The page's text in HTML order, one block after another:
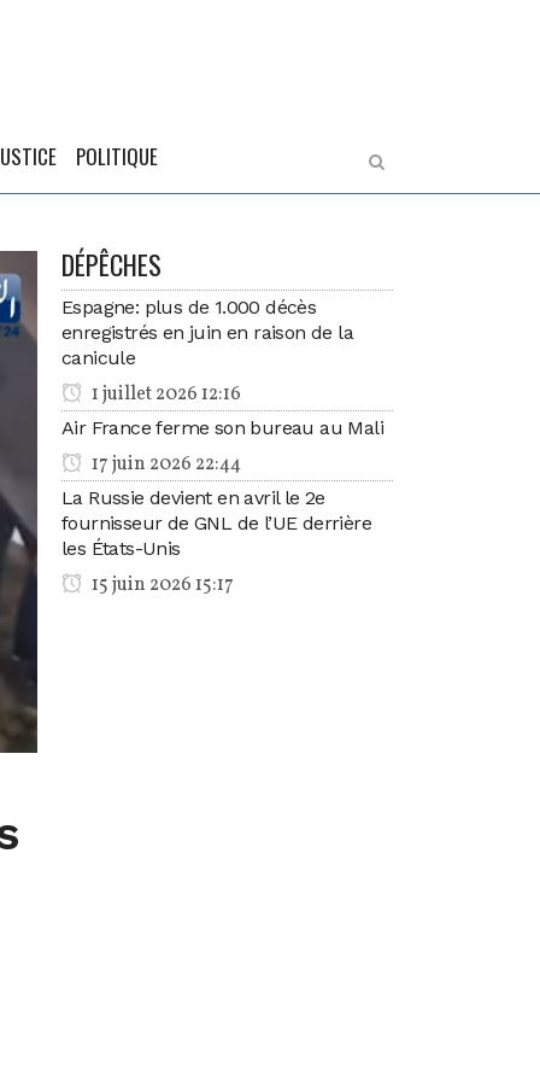
POLITIQUE
DÉPÊCHES
Espagne: plus de 1.000 décès
enregistrés en juin en raison de la
canicule
1 juillet 2026 12:16
Air France ferme son bureau au Mali
17 juin 2026 22:44
La Russie devient en avril le 2e
fournisseur de GNL de l’UE derrière
les États-Unis
15 juin 2026 15:17